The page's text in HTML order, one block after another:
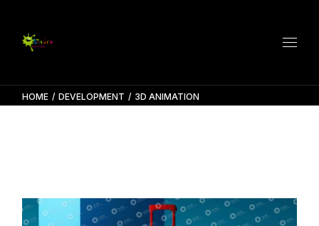
content
HOME DEVELOPMENT 3D ANIMATION